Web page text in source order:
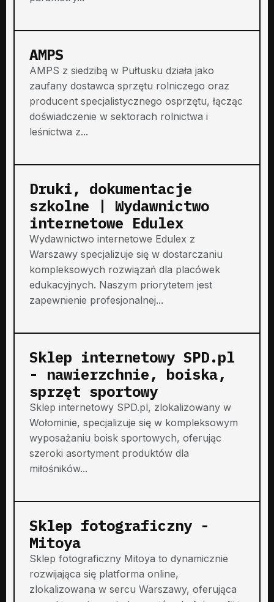
AMPS
AMPS z siedzibą w Pułtusku działa jako
zaufany dostawca sprzętu rolniczego oraz
producent specjalistycznego osprzętu, łącząc
doświadczenie w sektorach rolnictwa i
leśnictwa z...
Druki, dokumentacje
szkolne | Wydawnictwo
internetowe Edulex
Wydawnictwo internetowe Edulex z
Warszawy specjalizuje się w dostarczaniu
kompleksowych rozwiązań dla placówek
edukacyjnych. Naszym priorytetem jest
zapewnienie profesjonalnej...
Sklep internetowy SPD.pl
- nawierzchnie, boiska,
sprzęt sportowy
Sklep internetowy SPD.pl, zlokalizowany w
Wołominie, specjalizuje się w kompleksowym
wyposażaniu boisk sportowych, oferując
szeroki asortyment produktów dla
miłośników...
Sklep fotograficzny -
Mitoya
Sklep fotograficzny Mitoya to dynamicznie
rozwijająca się platforma online,
zlokalizowana w sercu Warszawy, oferująca